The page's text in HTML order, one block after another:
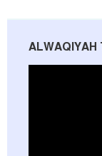
ALWAQIYAH